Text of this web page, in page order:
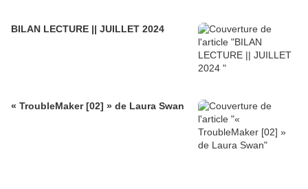
BILAN LECTURE || JUILLET 2024
« TroubleMaker [02] » de Laura Swan